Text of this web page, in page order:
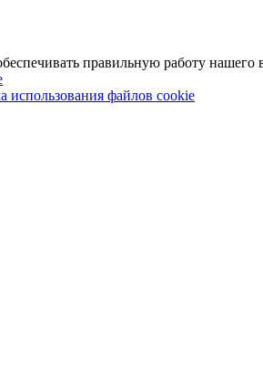
правильную работу нашего
использования файлов cookie